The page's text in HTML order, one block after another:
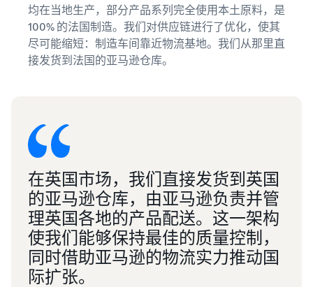
均在当地生产，部分产品系列完全使用本土原料，是
100% 的法国制造。我们对供应链进行了优化，使其
尽可能缩短：制造车间靠近物流基地。我们从那里直
接发货到法国的亚马逊仓库。
在英国市场，我们直接发货到英国
的亚马逊仓库，由亚马逊负责并管
理英国各地的产品配送。这一架构
使我们能够保持最佳的质量控制，
同时借助亚马逊的物流实力推动国
际扩张。